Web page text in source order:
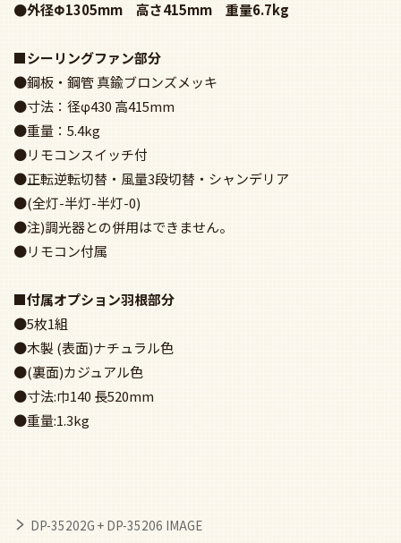
●鋼板・鋼管 真鍮ブロンズメッキ
●寸法：径φ430 高415mm
●重量：5.4kg
●リモコンスイッチ付
●正転逆転切替・風量3段切替・シャンデリア
●(全灯-半灯-半灯-0)
●注)調光器との併用はできません。
●リモコン付属
●5枚1組
●木製 (表面)ナチュラル色
●(裏面)カジュアル色
●寸法:巾140 長520mm
●重量:1.3kg
DAIKO(ダイコー) DP-35202G + DP-35206 シーリングファン